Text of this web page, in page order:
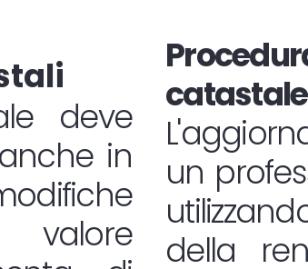
deve
in
catastale
un
della